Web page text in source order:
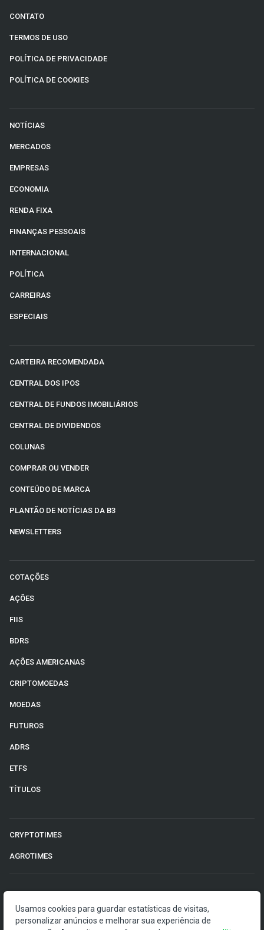
CONTATO
TERMOS DE USO
POLÍTICA DE PRIVACIDADE
POLÍTICA DE COOKIES
NOTÍCIAS
MERCADOS
EMPRESAS
ECONOMIA
RENDA FIXA
FINANÇAS PESSOAIS
INTERNACIONAL
POLÍTICA
CARREIRAS
ESPECIAIS
CARTEIRA RECOMENDADA
CENTRAL DOS IPOS
CENTRAL DE FUNDOS IMOBILIÁRIOS
CENTRAL DE DIVIDENDOS
COLUNAS
COMPRAR OU VENDER
CONTEÚDO DE MARCA
PLANTÃO DE NOTÍCIAS DA B3
NEWSLETTERS
COTAÇÕES
AÇÕES
FIIS
BDRS
AÇÕES AMERICANAS
CRIPTOMOEDAS
MOEDAS
FUTUROS
ADRS
ETFS
TÍTULOS
CRYPTOTIMES
AGROTIMES
O Money Times publica matérias de cunho jornalístico, que
Usamos cookies para guardar estatísticas de visitas,
personalizar anúncios e melhorar sua experiência de